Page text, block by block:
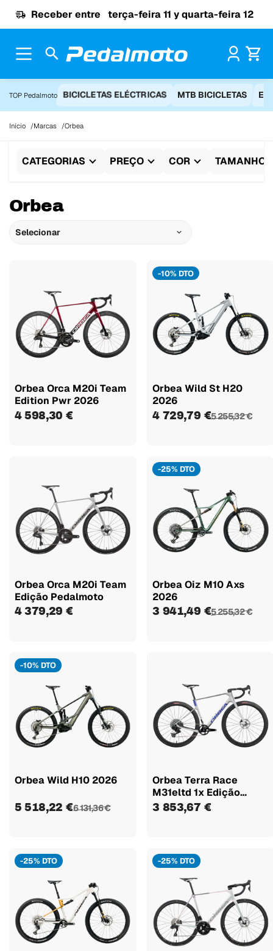
Receber entre terça-feira 11 y quarta-feira 12
TOP Pedalmoto BICICLETAS ELÉCTRICAS MTB BICICLETAS
Início Marcas Orbea
CATEGORIAS PREÇO COR TAMANHO
Orbea
Selecionar
Orbea Orca M20i Team
Edition Pwr 2026
4 598,30 €
-10% DTO
Orbea Wild St H20
2026
4 729,79 €5 255,32 €
Orbea Orca M20i Team
Edição Pedalmoto
4 379,29 €
-25% DTO
Orbea Oiz M10 Axs
2026
3 941,49 €5 255,32 €
-10% DTO
Orbea Wild H10 2026
5 518,22 €6 131,36 €
Orbea Terra Race
M31eltd 1x Edição
Pedalmoto
3 853,67 €
-25% DTO -25% DTO